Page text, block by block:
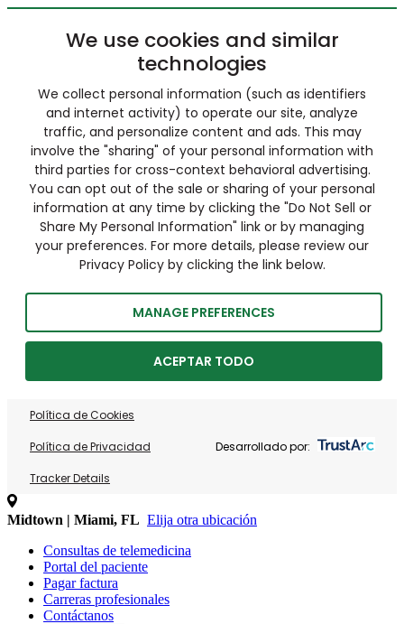
We use cookies and similar
technologies
We collect personal information (such as identifiers
and internet activity) to operate our site, analyze
traffic, and personalize content and ads. This may
involve the "sharing" of your personal information with
third parties for cross-context behavioral advertising.
You can opt out of the sale or sharing of your personal
information at any time by clicking the "Do Not Sell or
Share My Personal Information" link or by managing
your preferences. For more details, please review our
Privacy Policy by clicking the link below.
MANAGE PREFERENCES
ACEPTAR TODO
Política de Cookies
Política de Privacidad
Tracker Details
Desarrollado por:
Midtown | Miami, FL Elija otra ubicación
Consultas de telemedicina
Portal del paciente
Pagar factura
Carreras profesionales
Contáctanos